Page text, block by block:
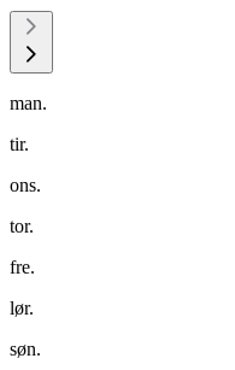
man.
tir.
ons.
tor.
fre.
lør.
søn.